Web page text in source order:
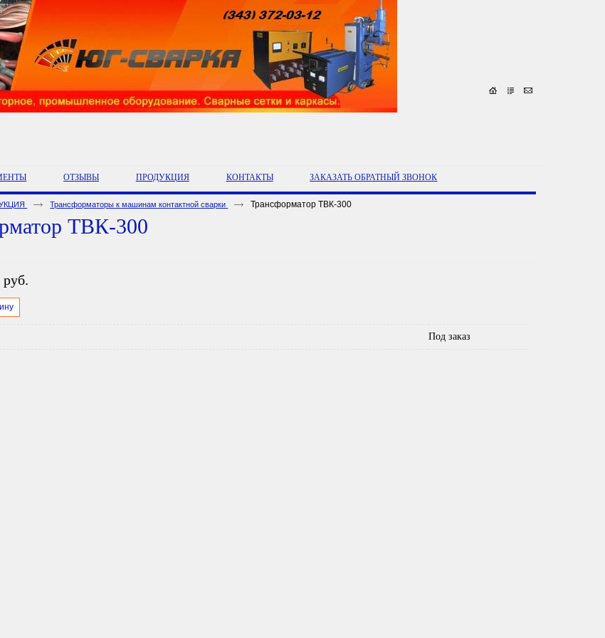
ОТЗЫВЫ ПРОДУКЦИЯ КОНТАКТЫ ЗАКАЗАТЬ ОБРАТНЫЙ ЗВОНОК
Трансформаторы к машинам контактной сварки Трансформатор ТВК-300
ТВК-300
руб.
Под заказ